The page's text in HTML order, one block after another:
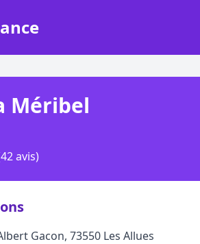
Méribel
avis)
Gacon, 73550 Les Allues